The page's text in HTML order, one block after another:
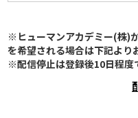
※ヒューマンアカデミー(株)
を希望される場合は下記より
※配信停止は登録後10日程度